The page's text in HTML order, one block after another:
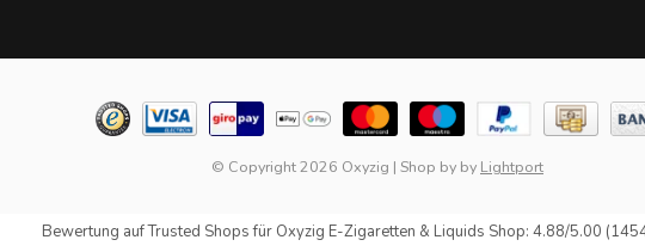
© Copyright 2026 Oxyzig | Shop by by Lightport
Bewertung aufTrusted Shopsfür Oxyzig E-Zigaretten & Liquids Shop: 4.88/5.00